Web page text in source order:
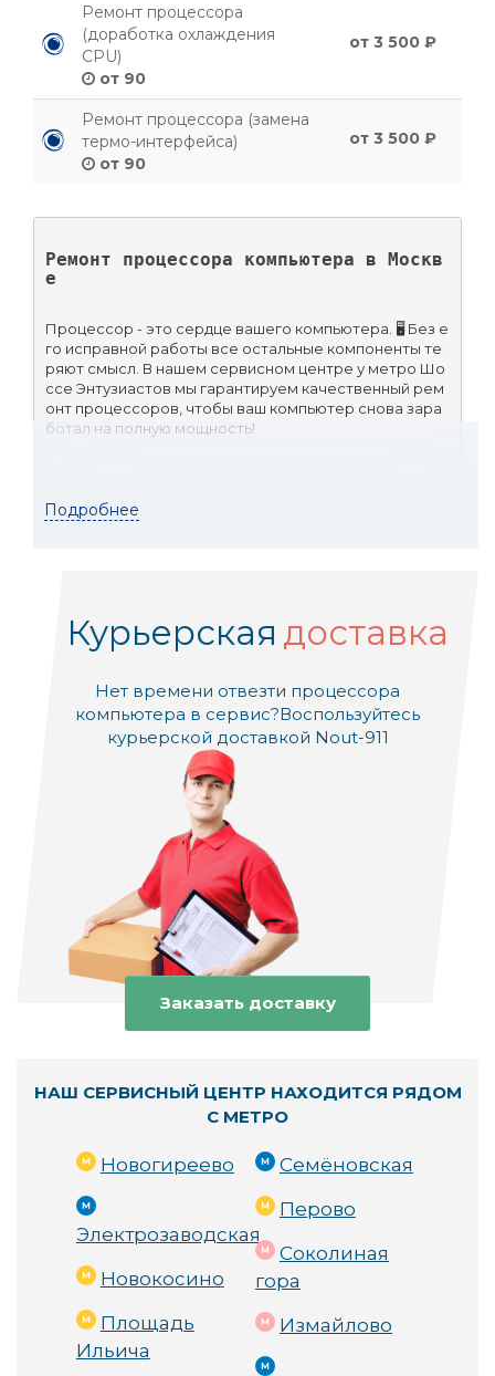
Ремонт процессора
(доработка охлаждения
CPU)
от 90
от 3 500 ₽
Ремонт процессора (замена
термо-интерфейса)
от 90
от 3 500 ₽
Ремонт процессора компьютера в Москв
е
Процессор - это сердце вашего компьютера. 🖥️ Без е
го исправной работы все остальные компоненты те
ряют смысл. В нашем сервисном центре у метро Шо
ссе Энтузиастов мы гарантируем качественный рем
онт процессоров, чтобы ваш компьютер снова зара
ботал на полную мощность!
Почему выбирают нас?
ной причине поломки, не платя лишнего.
⚡ Срочный ремонт: Мы ценим ваше время и с
тараемся вернуть технику как можно быстрее.
Сертифицированные специалисты:
ши мастера обладают нужной квалификацией и
Ремонт в присутствии клиента (при воз
можности):
Вы сами можете следить за проце
ссом.
Удобное расположение:
от метро Шоссе Энтузиастов.
Наши услуги
Мы предлагаем ремонт и обслуживание для:
💻 Ноутбуков
📱 Смартфонов
Подробнее
Курьерская доставка
Нет времени отвезти процессора
компьютера в сервис?Воспользуйтесь
курьерской доставкой Nout-911
Заказать доставку
НАШ СЕРВИСНЫЙ ЦЕНТР НАХОДИТСЯ РЯДОМ
С МЕТРО
Новогиреево
Электрозаводская
Новокосино
Площадь
Ильича
Семёновская
Перово
Соколиная
гора
Измайлово